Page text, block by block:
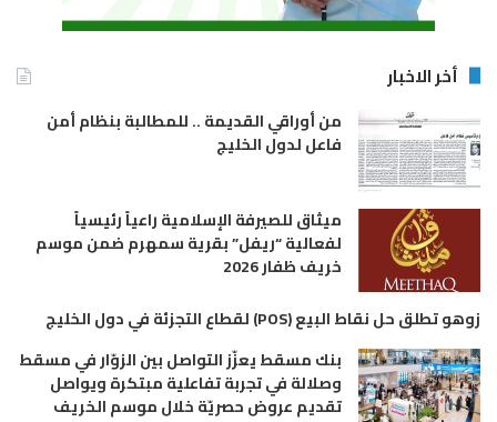
أخر الاخبار
من أوراقي القديمة .. للمطالبة بنظام أمن
فاعل لدول الخليج
ميثاق للصيرفة الإسلامية راعياً رئيسياً
لفعالية “ريفل” بقرية سمهرم ضمن موسم
خريف ظفار 2026
زوهو تطلق حل نقاط البيع (POS) لقطاع التجزئة في دول الخليج
بنك مسقط يعزّز التواصل بين الزوّار في مسقط
وصلالة في تجربة تفاعلية مبتكرة ويواصل
تقديم عروض حصريّة خلال موسم الخريف